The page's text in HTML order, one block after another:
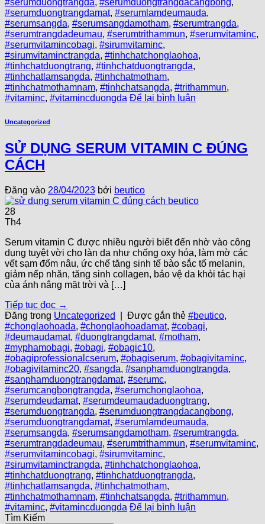
#serumduongtrangda, #serumduongtrangdacangbong,
#serumduongtrangdamat, #serumlamdeumauda,
#serumsangda, #serumsangdamotham, #serumtrangda,
#serumtrangdadeumau, #serumtrithammun, #serumvitaminc,
#serumvitamincobagi, #sirumvitaminc,
#sirumvitaminctrangda, #tinhchatchonglaohoa,
#tinhchatduongtrang, #tinhchatduongtrangda,
#tinhchatlamsangda, #tinhchatmotham,
#tinhchatmothamnam, #tinhchatsangda, #trithammun,
#vitaminc, #vitamincduongda Để lại bình luận
Uncategorized
SỬ DỤNG SERUM VITAMIN C ĐÚNG
CÁCH
Đăng vào 28/04/2023 bởi beutico
28
Th4
Serum vitamin C được nhiều người biết đến nhờ vào công
dụng tuyệt vời cho làn da như chống oxy hóa, làm mờ các
vết sạm đốm nâu, ức chế tăng sinh tế bào sắc tố melanin,
giảm nếp nhăn, tăng sinh collagen, bảo vệ da khỏi tác hại
của ánh nắng mặt trời và […]
Tiếp tục đọc →
Đăng trong Uncategorized Được gắn thẻ #beutico,
#chonglaohoada, #chonglaohoadamat, #cobagi,
#deumaudamat, #duongtrangdamat, #motham,
#myphamobagi, #obagi, #obagic10,
#obagiprofessionalcserum, #obagiserum, #obagivitaminc,
#obagivitaminc20, #sangda, #sanphamduongtrangda,
#sanphamduongtrangdamat, #serumc,
#serumcangbongtrangda, #serumchonglaohoa,
#serumdeudamat, #serumdeumaudaduongtrang,
#serumduongtrangda, #serumduongtrangdacangbong,
#serumduongtrangdamat, #serumlamdeumauda,
#serumsangda, #serumsangdamotham, #serumtrangda,
#serumtrangdadeumau, #serumtrithammun, #serumvitaminc,
#serumvitamincobagi, #sirumvitaminc,
#sirumvitaminctrangda, #tinhchatchonglaohoa,
#tinhchatduongtrang, #tinhchatduongtrangda,
#tinhchatlamsangda, #tinhchatmotham,
#tinhchatmothamnam, #tinhchatsangda, #trithammun,
#vitaminc, #vitamincduongda Để lại bình luận
Tìm Kiếm